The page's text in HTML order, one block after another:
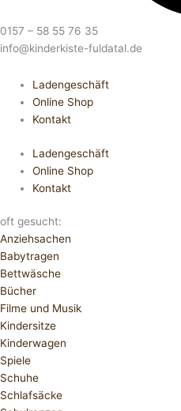
0157 – 58 55 76 35
info@kinderkiste-fuldatal.de
Ladengeschäft
Online Shop
Kontakt
Ladengeschäft
Online Shop
Kontakt
oft gesucht:
Anziehsachen
Babytragen
Bettwäsche
Bücher
Filme und Musik
Kindersitze
Kinderwagen
Spiele
Schuhe
Schlafsäcke